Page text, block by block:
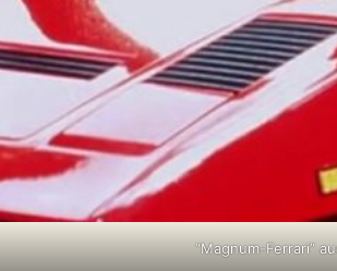
“Magnum-Ferrari”